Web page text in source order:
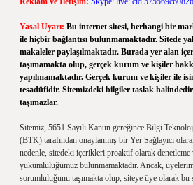
Yasal Uyarı: Bu internet sitesi, herhangi bir
ile hiçbir bağlantısı bulunmamaktadır. Sitede
makaleler paylaşılmaktadır. Burada yer alan
taşımamakta olup, gerçek kurum ve kişiler
yapılmamaktadır. Gerçek kurum ve kişiler ile
tesadüfidir. Sitemizdeki bilgiler taslak
taşımazlar.
Sitemiz, 5651 Sayılı Kanun gereğince Bilgi
(BTK) tarafından onaylanmış bir Yer Sağlayıcı
nedenle, sitedeki içerikleri proaktif olarak denetleme
yükümlülüğümüz bulunmamaktadır. Ancak,
sorumluluğunu taşımakta olup, siteye üye olarak